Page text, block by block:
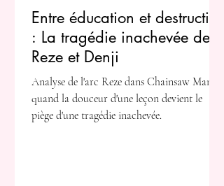
Entre éducation et destruction
: La tragédie inachevée de
Reze et Denji
Analyse de l'arc Reze dans Chainsaw Man :
quand la douceur d'une leçon devient le
piège d'une tragédie inachevée.